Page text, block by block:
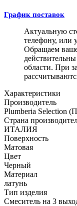
График поставок
Актуальную
телефону, или
Обращаем
области. При
Характеристики
Производитель
Plumberia Selection
Страна
ИТАЛИЯ
Поверхность
Матовая
Цвет
Черный
Материал
латунь
Тип изделия
Смеситель на 3